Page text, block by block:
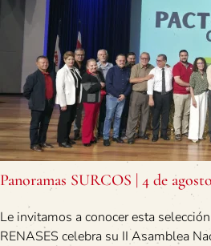
Panoramas SURCOS | 4 de
Le invitamos a conocer esta
RENASES celebra su II Asamblea